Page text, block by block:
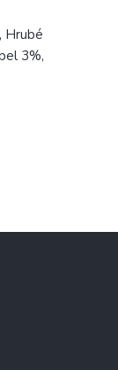
Hrubé
3%,